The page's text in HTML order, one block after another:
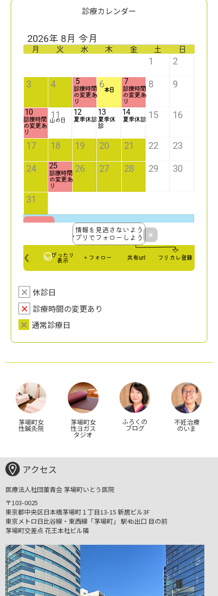
診療カレンダー
× 休診日
× 診療時間の変更あり
× 通常診療日
茅場町女
性鍼灸院
茅場町女
性ヨガス
タジオ
ふろくの
ブログ
不妊治療
のいま
アクセス
医療法人社団菫青会 茅場町いとう医院
〒103-0025
東京都中央区日本橋茅場町１丁目13-15 新居ビル3F
東京メトロ日比谷線・東西線「茅場町」 駅4b出口 目の前
茅場町交差点 花王本社ビル隣